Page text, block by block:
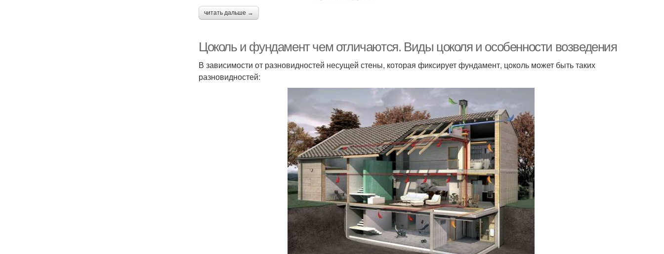
читать дальше →
Цоколь и фундамент чем отличаются. Виды цоколя и особенности возведения
В зависимости от разновидностей несущей стены, которая фиксирует фундамент, цоколь может быть таких
разновидностей: